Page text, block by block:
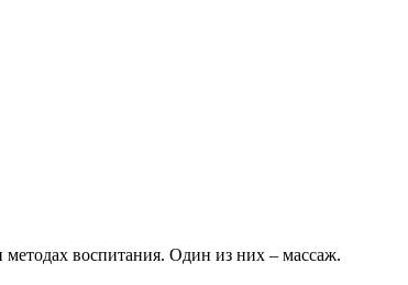
методах воспитания. Один из них – массаж.